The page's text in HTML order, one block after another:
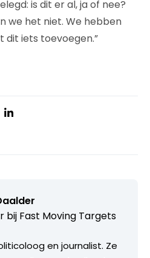
is dit er al, ja of nee?
we het niet. We hebben
dit iets toevoegen.”
bij Fast Moving Targets
en journalist. Ze